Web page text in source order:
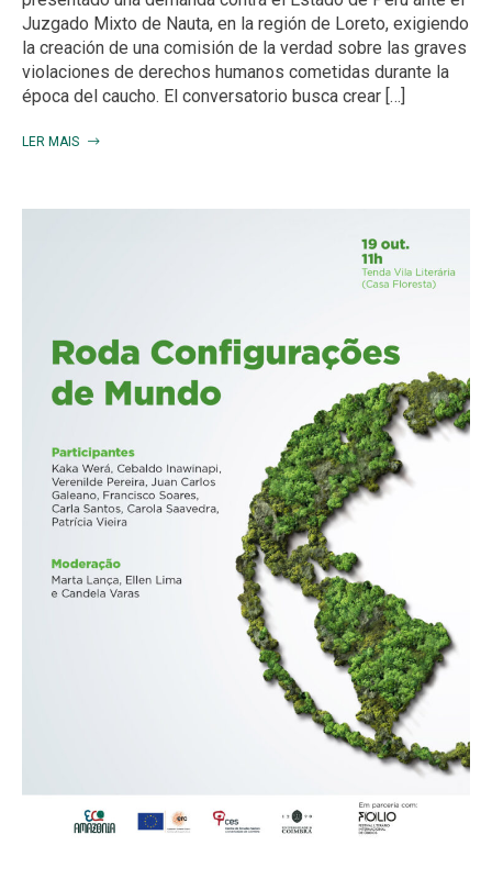
Juzgado Mixto de Nauta, en la región de Loreto, exigiendo
la creación de una comisión de la verdad sobre las graves
violaciones de derechos humanos cometidas durante la
época del caucho. El conversatorio busca crear […]
LER MAIS